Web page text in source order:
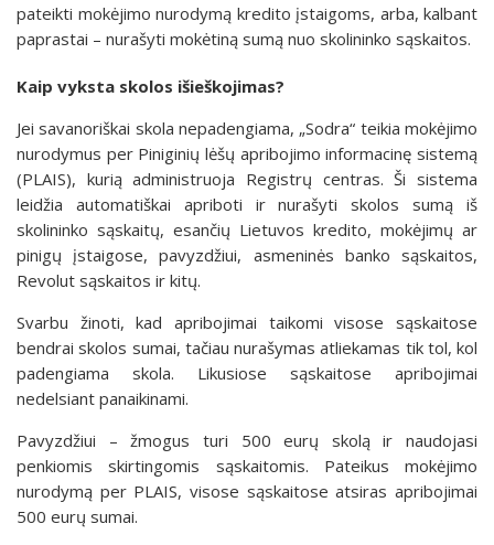
pateikti mokėjimo nurodymą kredito įstaigoms, arba, kalbant
paprastai – nurašyti mokėtiną sumą nuo skolininko sąskaitos.
Kaip vyksta skolos išieškojimas?
Jei savanoriškai skola nepadengiama, „Sodra“ teikia mokėjimo
nurodymus per Piniginių lėšų apribojimo informacinę sistemą
(PLAIS), kurią administruoja Registrų centras. Ši sistema
leidžia automatiškai apriboti ir nurašyti skolos sumą iš
skolininko sąskaitų, esančių Lietuvos kredito, mokėjimų ar
pinigų įstaigose, pavyzdžiui, asmeninės banko sąskaitos,
Revolut sąskaitos ir kitų.
Svarbu žinoti, kad apribojimai taikomi visose sąskaitose
bendrai skolos sumai, tačiau nurašymas atliekamas tik tol, kol
padengiama skola. Likusiose sąskaitose apribojimai
nedelsiant panaikinami.
Pavyzdžiui – žmogus turi 500 eurų skolą ir naudojasi
penkiomis skirtingomis sąskaitomis. Pateikus mokėjimo
nurodymą per PLAIS, visose sąskaitose atsiras apribojimai
500 eurų sumai.